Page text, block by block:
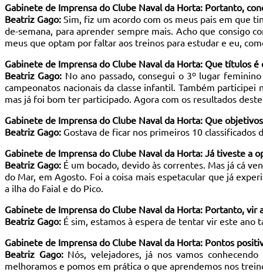
Gabinete de Imprensa do Clube Naval da Horta: Portanto,
Beatriz Gago: Sim, fiz um acordo com os meus pais em que
de-semana, para aprender sempre mais. Acho que consigo
meus que optam por faltar aos treinos para estudar e eu,
Gabinete de Imprensa do Clube Naval da Horta: Que títulos é
Beatriz Gago: No ano passado, consegui o 3º lugar
campeonatos nacionais da classe infantil. Também
mas já foi bom ter participado. Agora com os resultados
Gabinete de Imprensa do Clube Naval da Horta: Que
Beatriz Gago: Gostava de ficar nos primeiros 10 classificados
Gabinete de Imprensa do Clube Naval da Horta: Já tiveste a
Beatriz Gago: É um bocado, devido às correntes. Mas já cá
do Mar, em Agosto. Foi a coisa mais espetacular que já
a ilha do Faial e do Pico.
Gabinete de Imprensa do Clube Naval da Horta: Portanto, vir
Beatriz Gago: É sim, estamos à espera de tentar vir este ano
Gabinete de Imprensa do Clube Naval da Horta: Pontos
Beatriz Gago:Nós, velejadores, já nos vamos
melhoramos e pomos em prática o que aprendemos nos